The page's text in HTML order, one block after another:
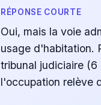
RÉPONSE COURTE
Oui, mais la voie
usage d'habitation.
tribunal judiciaire (6
l'occupation relève